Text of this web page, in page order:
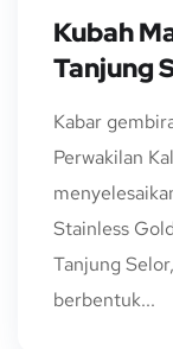
Kubah
Tanjung
Kabar
Perwakilan
Stainless
Tanjung
berbentuk...